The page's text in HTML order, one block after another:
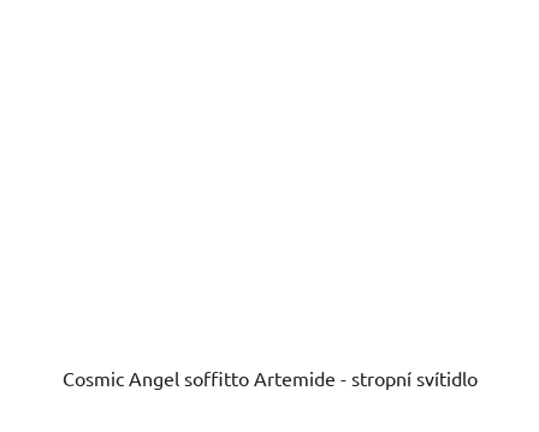
Cosmic Angel soffitto Artemide - stropní svítidlo